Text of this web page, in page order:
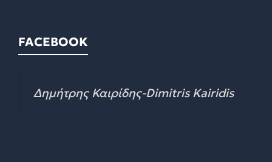
FACEBOOK
Δημήτρης Καιρίδης-Dimitris Kairidis